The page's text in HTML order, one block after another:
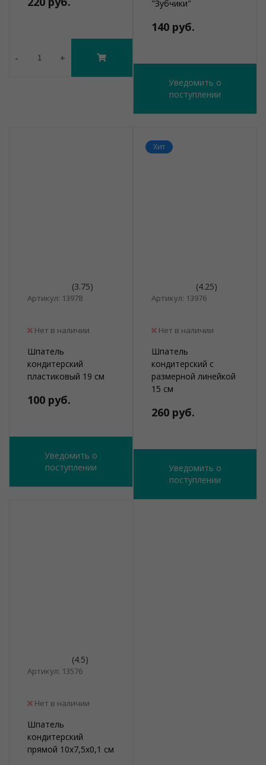
- +
"Зубчики"
140 руб.
Уведомить о
поступлении
(3.75)
Артикул: 13978
Нет в наличии
Шпатель
кондитерский
пластиковый 19 см
100 руб.
Уведомить о
поступлении
Хит
(4.25)
Артикул: 13976
Нет в наличии
Шпатель
кондитерский с
размерной линейкой
15 см
260 руб.
Уведомить о
поступлении
(4.5)
Артикул: 13576
Нет в наличии
Шпатель
кондитерский
прямой 10х7,5х0,1 см